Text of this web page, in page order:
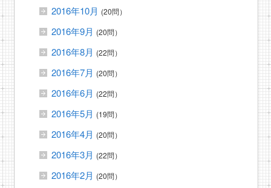
2016年10月 (20問）
2016年9月 (20問）
2016年8月 (22問）
2016年7月 (20問）
2016年6月 (22問）
2016年5月 (19問）
2016年4月 (20問）
2016年3月 (22問）
2016年2月 (20問）